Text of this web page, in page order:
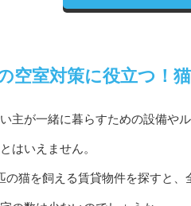
空室対策に役立つ！
主が一緒に暮らすための設備や
はいえません。
の猫を飼える賃貸物件を探すと、